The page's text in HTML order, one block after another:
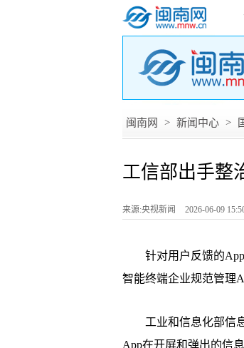
闽南网 > 新闻中心 >
工信部出手整
来源:央视新闻 2026-06-09
针对用户反馈的App
智能终端企业规范管理
工业和信息化部信息
App在开屏和弹出的信